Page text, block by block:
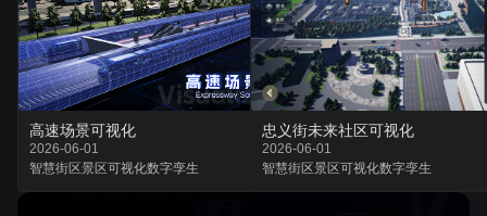
高速场景可视化
2026-06-01
智慧街区景区可视化数字孪生
忠义街未来社区可视化
2026-06-01
智慧街区景区可视化数字孪生